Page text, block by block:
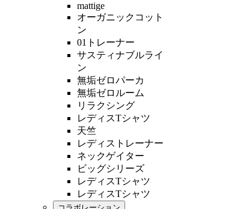
mattige
オーガニックコット
ン
01トレーナー
サスティナブルライ
ン
無垢ゼロパーカ
無垢ゼロルーム
リラクシング
レディスTシャツ
天竺
レディストレーナー
ネックゲイター
ビッグシリーズ
レディスTシャツ
レディスTシャツ